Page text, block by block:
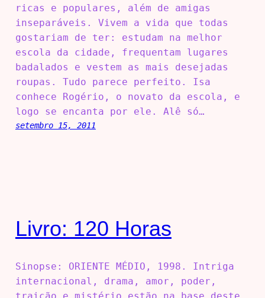
ricas e populares, além de amigas
inseparáveis. Vivem a vida que todas
gostariam de ter: estudam na melhor
escola da cidade, frequentam lugares
badalados e vestem as mais desejadas
roupas. Tudo parece perfeito. Isa
conhece Rogério, o novato da escola, e
logo se encanta por ele. Alê só…
setembro 15, 2011
Livro: 120 Horas
Sinopse: ORIENTE MÉDIO, 1998. Intriga
internacional, drama, amor, poder,